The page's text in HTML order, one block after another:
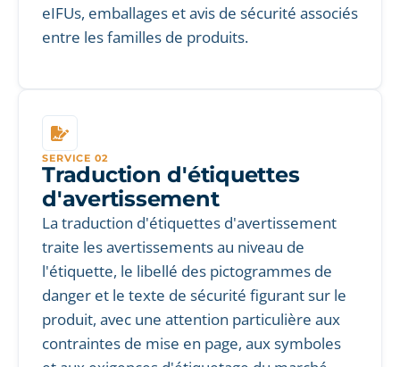
eIFUs, emballages et avis de sécurité associés
entre les familles de produits.
SERVICE 02
Traduction d'étiquettes
d'avertissement
La traduction d'étiquettes d'avertissement
traite les avertissements au niveau de
l'étiquette, le libellé des pictogrammes de
danger et le texte de sécurité figurant sur le
produit, avec une attention particulière aux
contraintes de mise en page, aux symboles